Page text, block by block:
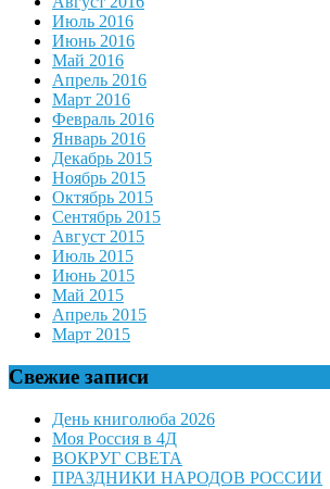
Июль 2016
Июнь 2016
Май 2016
Апрель 2016
Март 2016
Февраль 2016
Январь 2016
Декабрь 2015
Ноябрь 2015
Октябрь 2015
Сентябрь 2015
Август 2015
Июль 2015
Июнь 2015
Май 2015
Апрель 2015
Март 2015
Свежие записи
День книголюба 2026
Моя Россия в 4Д
ВОКРУГ СВЕТА
ПРАЗДНИКИ НАРОДОВ РОССИИ